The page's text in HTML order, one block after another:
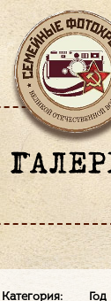
Категория:
Год